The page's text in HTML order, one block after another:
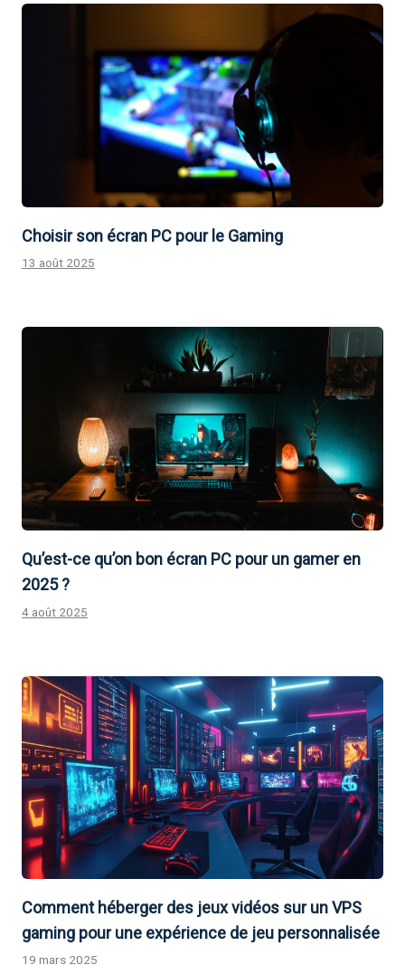
Choisir son écran PC pour le Gaming
13 août 2025
Qu’est-ce qu’on bon écran PC pour un gamer en
2025 ?
4 août 2025
Comment héberger des jeux vidéos sur un VPS
gaming pour une expérience de jeu personnalisée
19 mars 2025